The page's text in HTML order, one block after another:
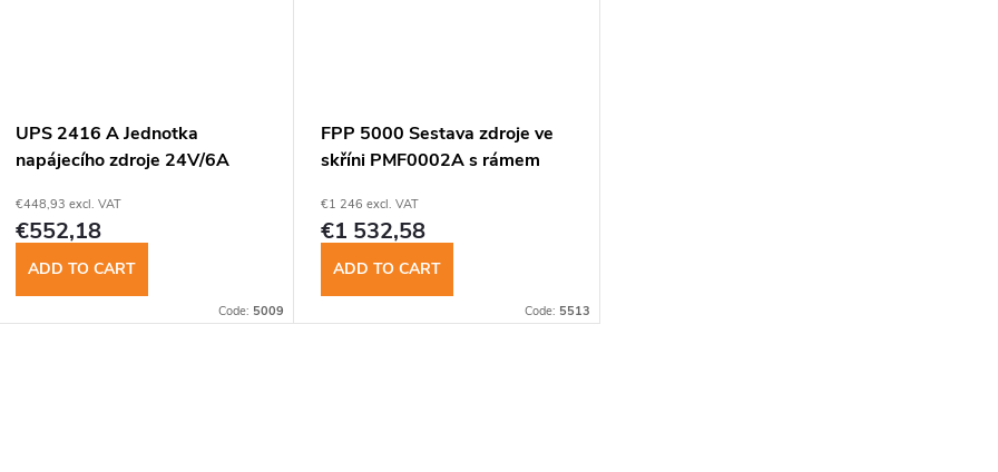
UPS 2416 A Jednotka
napájecího zdroje 24V/6A
€448,93 excl. VAT
€552,18
ADD TO CART
Code: 5009
FPP 5000 Sestava zdroje ve
skříni PMF0002A s rámem
€1 246 excl. VAT
€1 532,58
ADD TO CART
Code: 5513